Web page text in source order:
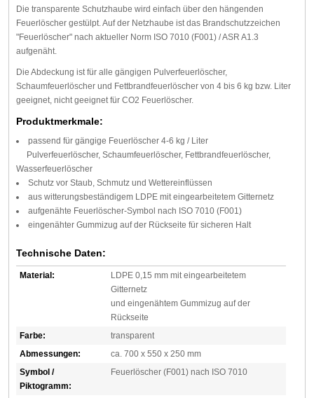
Die transparente Schutzhaube wird einfach über den hängenden
Feuerlöscher gestülpt. Auf der Netzhaube ist das Brandschutzzeichen
"Feuerlöscher" nach aktueller Norm ISO 7010 (F001) / ASR A1.3
aufgenäht.
Die Abdeckung ist für alle gängigen Pulverfeuerlöscher,
Schaumfeuerlöscher und Fettbrandfeuerlöscher von 4 bis 6 kg bzw. Liter
geeignet, nicht geeignet für CO2 Feuerlöscher.
Produktmerkmale:
passend für gängige Feuerlöscher 4-6 kg / Liter
Pulverfeuerlöscher, Schaumfeuerlöscher, Fettbrandfeuerlöscher,
Wasserfeuerlöscher
Schutz vor Staub, Schmutz und Wettereinflüssen
aus witterungsbeständigem LDPE mit eingearbeitetem Gitternetz
aufgenähte Feuerlöscher-Symbol nach ISO 7010 (F001)
eingenähter Gummizug auf der Rückseite für sicheren Halt
Technische Daten:
Material:
LDPE 0,15 mm mit eingearbeitetem
Gitternetz
und eingenähtem Gummizug auf der
Rückseite
Farbe:
transparent
Abmessungen:
ca. 700 x 550 x 250 mm
Symbol /
Piktogramm:
Feuerlöscher (F001) nach ISO 7010